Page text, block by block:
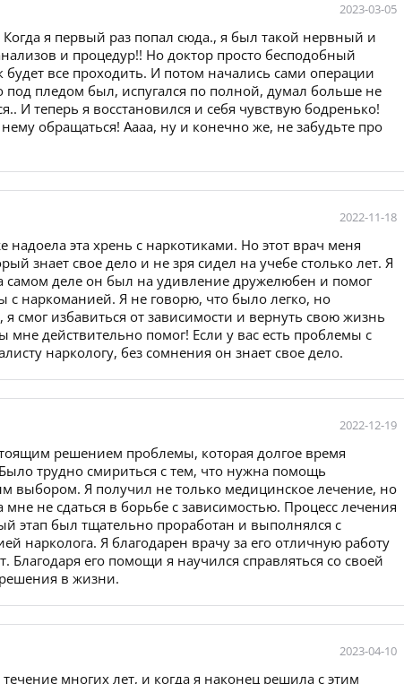
2023-03-05
я первый раз попал сюда., я был такой нервный и
и процедур!! Но доктор просто бесподобный
все проходить. И потом начались сами операции
под пледом был, испугался по полной, думал больше не
И теперь я восстановился и себя чувствую бодренько!
обращаться! Аааа, ну и конечно же, не забудьте про
2022-11-18
надоела эта хрень с наркотиками. Но этот врач меня
знает свое дело и не зря сидел на учебе столько лет. Я
самом деле он был на удивление дружелюбен и помог
с наркоманией. Я не говорю, что было легко, но
смог избавиться от зависимости и вернуть свою жизнь
мне действительно помог! Если у вас есть проблемы с
наркологу, без сомнения он знает свое дело.
2022-12-19
решением проблемы, которая долгое время
трудно смириться с тем, что нужна помощь
выбором. Я получил не только медицинское лечение, но
не сдаться в борьбе с зависимостью. Процесс лечения
был тщательно проработан и выполнялся с
нарколога. Я благодарен врачу за его отличную работу
его помощи я научился справляться со своей
в жизни.
2023-04-10
многих лет, и когда я наконец решила с этим